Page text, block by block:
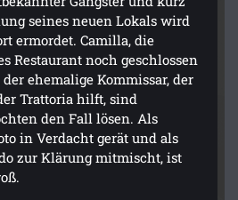
seines neuen Lokals wird
ermordet. Camilla, die
Restaurant noch geschlossen
ehemalige Kommissar, der
Trattoria hilft, sind
den Fall lösen. Als
in Verdacht gerät und als
zur Klärung mitmischt, ist